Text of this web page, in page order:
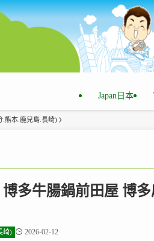
Japan日本
.熊本.鹿兒島.長崎)
多牛腸鍋前田屋 博
崎) 2026-02-12